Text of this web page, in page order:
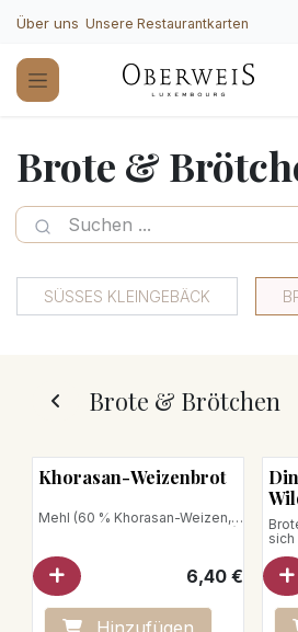
Zum Inhalt springen
Über uns Unsere Restaurantkarten
Brote &
SÜSSES KLEINGEBÄCK
Brote & Brötchen
Khorasan-Weizenbrot
Mehl (60 % Khorasan-Weizen,
25 % Dinkel, 15 % Weizengrieß)
6,40€
Hinzufügen
sich
der